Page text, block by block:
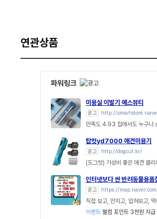
연관상품
파워링크
미용실 이발기 예스뷰티
광고 http://
만족도 4.93 집에서도 누구나
탑컷yd7000 애견미용기
광고 http://dogcut.kr/
(도그컷) 가성비 좋은 애견 클
인터넷보다 싼 반려동물용품
광고 https://
직접 보고, 만지고, 입혀보고,
이벤트 웰컴 포인트 3천원 지급